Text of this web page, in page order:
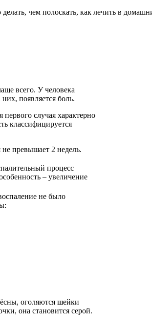
всего. У человека
появляется боль.
случая характерно
классифицируется
превышает 2 недель.
процесс
– увеличение
не было
оголяются шейки
она становится серой.